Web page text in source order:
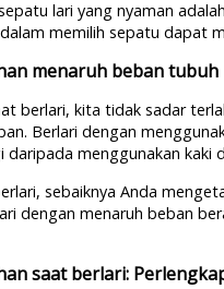
lari yang nyaman
memilih sepatu dapat
menaruh beban
berlari, kita tidak sadar
Berlari dengan
daripada menggunakan kaki
sebaiknya Anda
dengan menaruh beban
saat berlari: